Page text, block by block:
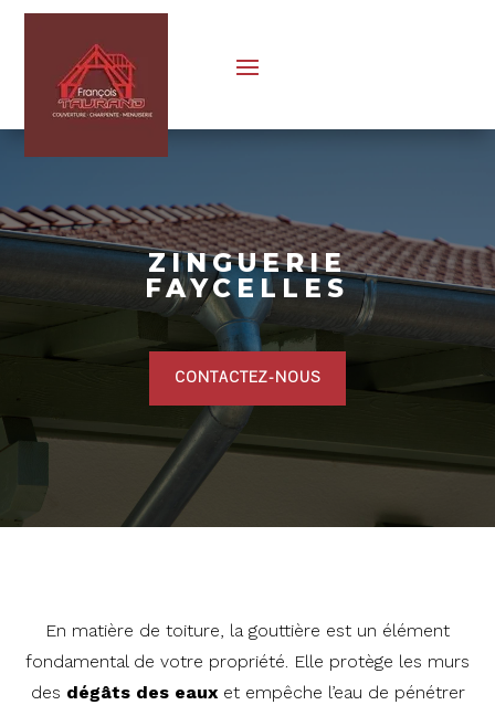
ZINGUERIE
FAYCELLES
CONTACTEZ-NOUS
En matière de toiture, la gouttière est un élément
fondamental de votre propriété. Elle protège les murs
des dégâts des eaux et empêche l’eau de pénétrer